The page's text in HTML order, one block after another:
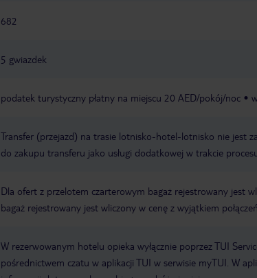
682
5 gwiazdek
podatek turystyczny płatny na miejscu 20 AED/pokój/noc
Transfer (przejazd) na trasie lotnisko-hotel-lotnisko nie jest
do zakupu transferu jako usługi dodatkowej w trakcie
Dla ofert z przelotem czarterowym bagaż rejestrowany jest
bagaż rejestrowany jest wliczony w cenę z wyjątkiem
W rezerwowanym hotelu opieka wyłącznie poprzez TUI
pośrednictwem czatu w aplikacji TUI w serwisie myTUI. W